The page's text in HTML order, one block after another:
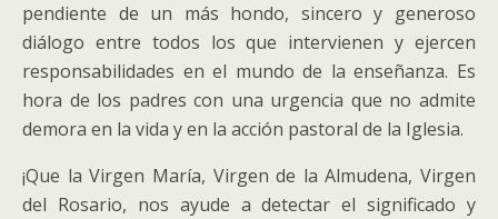
pendiente de un más hondo, sincero y generoso
diálogo entre todos los que intervienen y ejercen
responsabilidades en el mundo de la enseñanza. Es
hora de los padres con una urgencia que no admite
demora en la vida y en la acción pastoral de la Iglesia.
¡Que la Virgen María, Virgen de la Almudena, Virgen
del Rosario, nos ayude a detectar el significado y